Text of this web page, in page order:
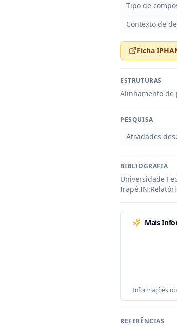
Tipo de
Contexto de
Ficha
ESTRUTURAS
Alinhamento de
PESQUISA
Atividades
BIBLIOGRAFIA
Universidade
Mais
Informações
REFERÊNCIAS